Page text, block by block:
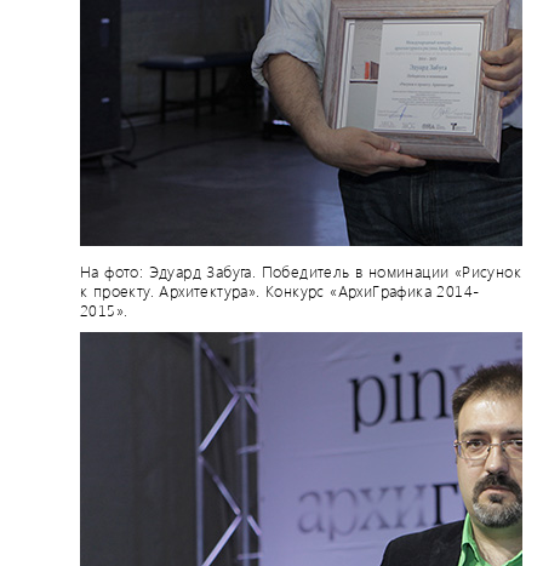
На фото: Эдуард Забуга. Победитель в номинации «Рисунок
к проекту. Архитектура». Конкурс «АрхиГрафика 2014-
2015».